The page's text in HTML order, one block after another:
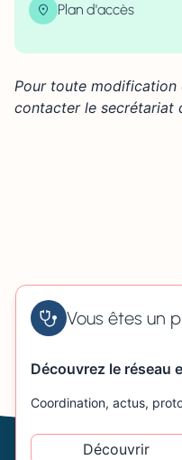
Plan d'accès
−
Pour toute modification
contacter le secrétariat
Vous êtes un
Découvrez le réseau
Coordination, actus,
Découvrir